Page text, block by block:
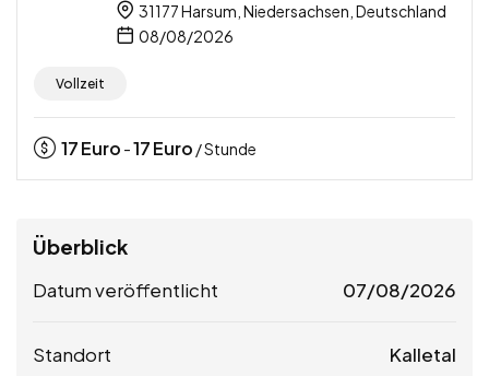
31177 Harsum, Niedersachsen, Deutschland
08/08/2026
Vollzeit
17Euro -17Euro / Stunde
Überblick
Datum veröffentlicht 07/08/2026
Standort Kalletal